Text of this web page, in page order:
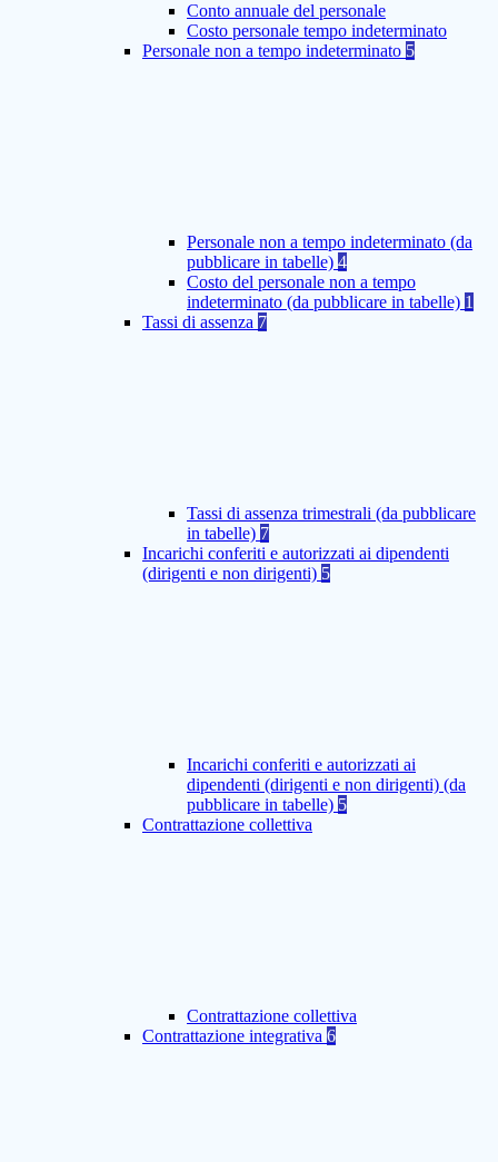
Conto annuale del personale
Costo personale tempo indeterminato
Personale non a tempo indeterminato 5
Personale non a tempo indeterminato (da
pubblicare in tabelle) 4
Costo del personale non a tempo
indeterminato (da pubblicare in tabelle) 1
Tassi di assenza 7
Tassi di assenza trimestrali (da pubblicare
in tabelle) 7
Incarichi conferiti e autorizzati ai dipendenti
(dirigenti e non dirigenti) 5
Incarichi conferiti e autorizzati ai
dipendenti (dirigenti e non dirigenti) (da
pubblicare in tabelle) 5
Contrattazione collettiva
Contrattazione collettiva
Contrattazione integrativa 6